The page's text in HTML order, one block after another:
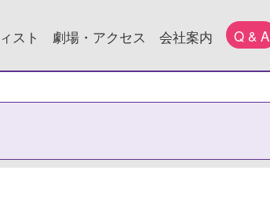
スト 劇場・アクセス 会社案内 Q & A